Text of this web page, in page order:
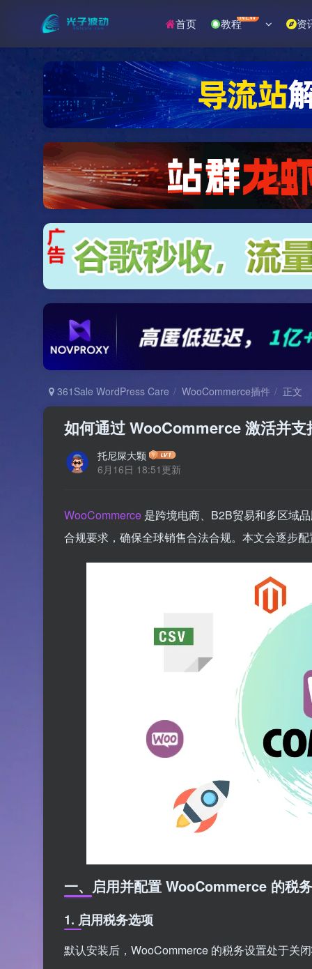
首页 教程NEW 资
361Sale WordPress Care WooCommerce插件 正文
如何通过 WooCommerce 激活并
托尼屎大颗
6月16日 18:51更新
WooCommerce 是跨境电商、B2B贸易和多区域
合规要求，确保全球销售合法合规。本文会逐步
一、启用并配置 WooCommerce 的税
1. 启用税务选项
默认安装后，WooCommerce 的税务设置处于关